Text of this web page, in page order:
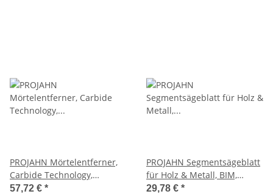
PROJAHN Mörtelentferner,
Carbide Technology,
Starlock, 70mm, 1 VE
57,72 € *
PROJAHN Segmentsägeblatt
für Holz & Metall, BIM,
Starlock, 85mm, 1 Stück
29,78 € *